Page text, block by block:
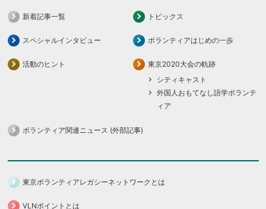
新着記事一覧 トピックス
スペシャルインタビュー ボランティアはじめの一歩
活動のヒント
東京2020大会の軌跡
シティキャスト
外国人おもてなし語学ボランテ
ィア
ボランティア関連ニュース (外部記事)
東京ボランティアレガシーネットワークとは
VLNポイントとは